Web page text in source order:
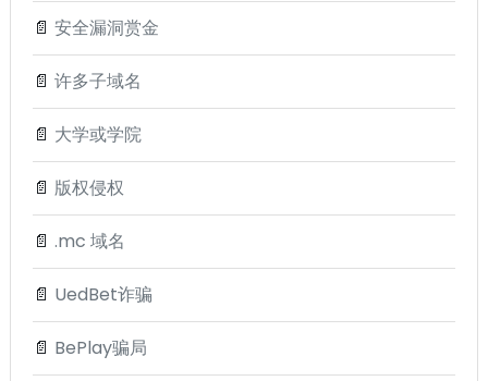
📄 安全漏洞赏金
📄 许多子域名
📄 大学或学院
📄 版权侵权
📄 .mc 域名
📄 UedBet诈骗
📄 BePlay骗局